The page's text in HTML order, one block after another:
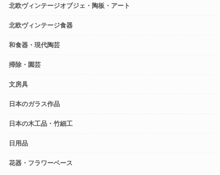
北欧ヴィンテージオブジェ・陶板・アート
北欧ヴィンテージ食器
和食器・現代陶芸
掃除・園芸
文房具
日本のガラス作品
日本の木工品・竹細工
日用品
花器・フラワーベース